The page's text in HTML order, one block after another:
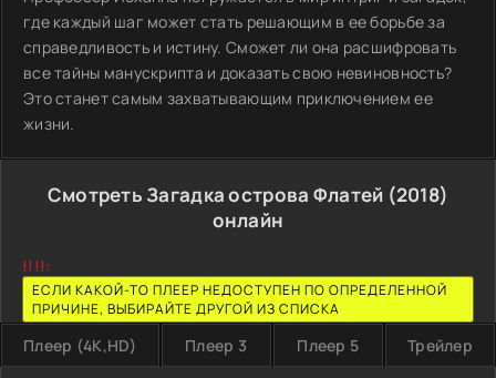
где каждый шаг может стать решающим в ее борьбе за
справедливость и истину. Сможет ли она расшифровать
все тайны манускрипта и доказать свою невиновность?
Это станет самым захватывающим приключением ее
жизни.
Смотреть Загадка острова Флатей (2018)
онлайн
!!!!:
ЕСЛИ КАКОЙ-ТО ПЛЕЕР НЕДОСТУПЕН ПО ОПРЕДЕЛЕННОЙ
ПРИЧИНЕ, ВЫБИРАЙТЕ ДРУГОЙ ИЗ СПИСКА
Плеер (4K,HD) Плеер 3 Плеер 5 Трейлер